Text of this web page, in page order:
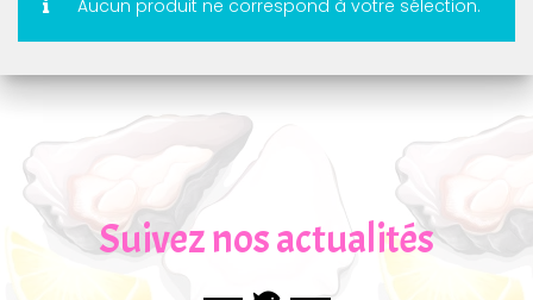
Aucun produit ne correspond à votre sélection.
Suivez nos actualités